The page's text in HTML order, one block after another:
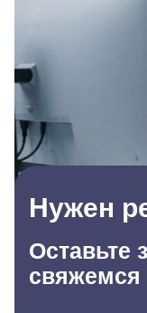
Нужен
Оставьте
свяжемся